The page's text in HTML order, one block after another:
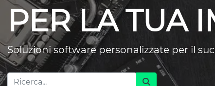
PER LA TUA
Soluzioni software personalizzate per il